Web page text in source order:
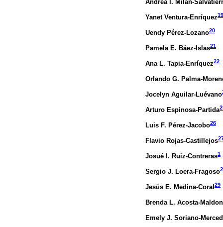
Andrea I. Milán-
Yanet Ventura-Enríquez19
Uendy Pérez-Lozano20
Pamela E. Báez-Islas21
Ana L. Tapia-Enríquez22
Orlando G. Palma-
Jocelyn Aguilar-Luévano
Arturo Espinosa-Partida
Luis F. Pérez-Jacobo26
Flavio Rojas-Castillejos
Josué I. Ruiz-Contreras1
Sergio J. Loera-Fragoso
Jesús E. Medina-Coral 29
Brenda L. Acosta-
Emely J. Soriano-